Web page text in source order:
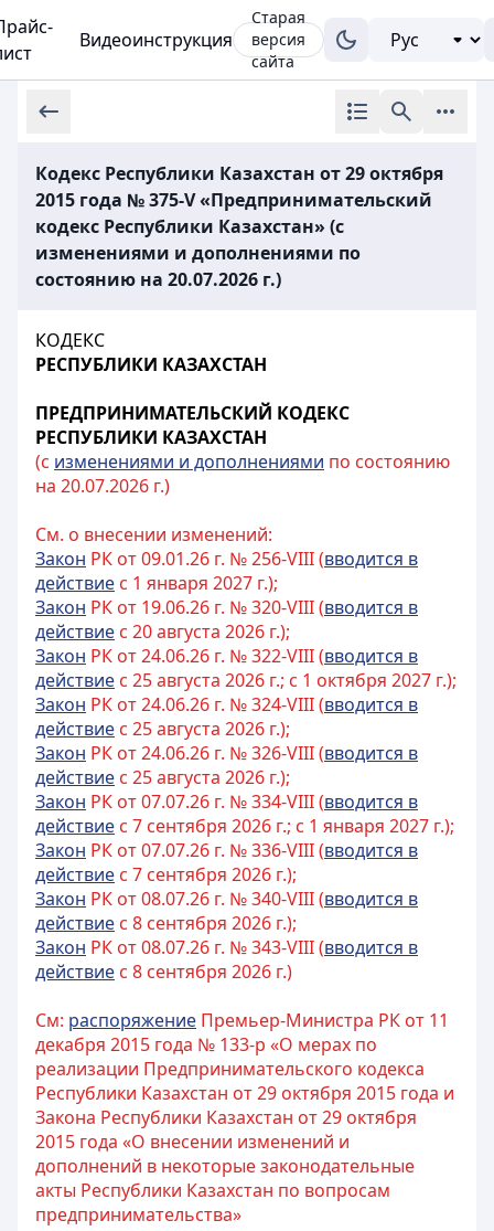
Видеоинструкция
Старая
версия
сайта
Кодекс Республики Казахстан от 29 октября
2015 года № 375-V «Предпринимательский
кодекс Республики Казахстан» (с
изменениями и дополнениями по
состоянию на 20.07.2026 г.)
КОДЕКС
РЕСПУБЛИКИ КАЗАХСТАН
ПРЕДПРИНИМАТЕЛЬСКИЙ КОДЕКС
РЕСПУБЛИКИ КАЗАХСТАН
(с изменениями и дополнениями по состоянию
на 20.07.2026 г.)
См. о внесении изменений:
Закон РК от 09.01.26 г. № 256-VIII (вводится в
действие с 1 января 2027 г.);
Закон РК от 19.06.26 г. № 320-VIII (вводится в
действие с 20 августа 2026 г.);
Закон РК от 24.06.26 г. № 322-VIII (вводится в
действие с 25 августа 2026 г.; с 1 октября 2027 г.);
Закон РК от 24.06.26 г. № 324-VIII (вводится в
действие с 25 августа 2026 г.);
Закон РК от 24.06.26 г. № 326-VIII (вводится в
действие с 25 августа 2026 г.);
Закон РК от 07.07.26 г. № 334-VIII (вводится в
действие с 7 сентября 2026 г.; с 1 января 2027 г.);
Закон РК от 07.07.26 г. № 336-VIII (вводится в
действие с 7 сентября 2026 г.);
Закон РК от 08.07.26 г. № 340-VIII (вводится в
действие с 8 сентября 2026 г.);
Закон РК от 08.07.26 г. № 343-VIII (вводится в
действие с 8 сентября 2026 г.)
См: распоряжение Премьер-Министра РК от 11
декабря 2015 года № 133-р «О мерах по
реализации Предпринимательского кодекса
Республики Казахстан от 29 октября 2015 года и
Закона Республики Казахстан от 29 октября
2015 года «О внесении изменений и
дополнений в некоторые законодательные
акты Республики Казахстан по вопросам
предпринимательства»